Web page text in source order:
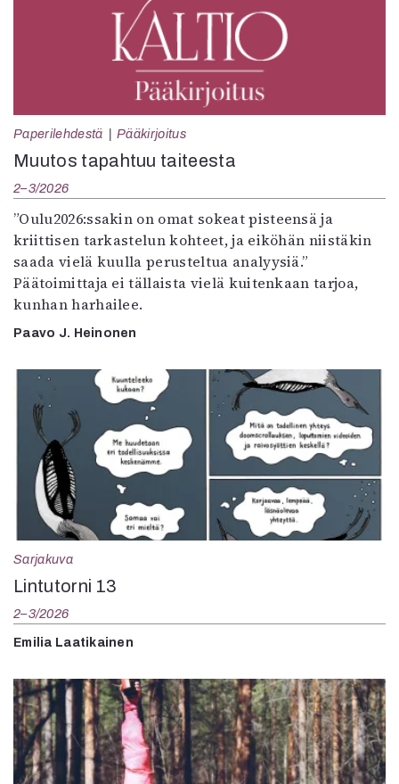
Paperilehdestä Pääkirjoitus
Muutos tapahtuu taiteesta
2–3/2026
”Oulu2026:ssakin on omat sokeat pisteensä ja
kriittisen tarkastelun kohteet, ja eiköhän niistäkin
saada vielä kuulla perusteltua analyysiä.”
Päätoimittaja ei tällaista vielä kuitenkaan tarjoa,
kunhan harhailee.
Paavo J. Heinonen
Sarjakuva
Lintutorni 13
2–3/2026
Emilia Laatikainen